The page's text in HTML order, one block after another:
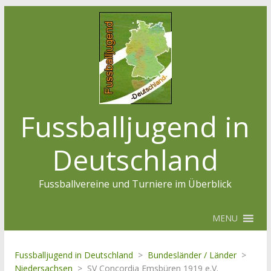
Fussballjugend in
Deutschland
Fussballvereine und Turniere im Überblick
MENU
Fussballjugend in Deutschland > Bundesländer / Länder >
Niedersachsen > SV Concordia Emsbüren 1919 e.V.